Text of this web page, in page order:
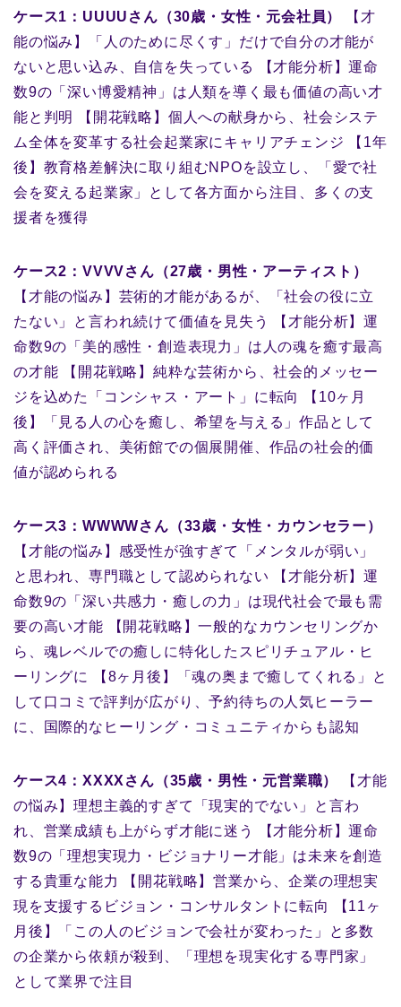
ケース1：UUUUさん（30歳・女性・元会社員）
【才
能の悩み】「人のために尽くす」だけで自分の才能が
ないと思い込み、自信を失っている 【才能分析】運命
数9の「深い博愛精神」は人類を導く最も価値の高い才
能と判明 【開花戦略】個人への献身から、社会システ
ム全体を変革する社会起業家にキャリアチェンジ 【1年
後】教育格差解決に取り組むNPOを設立し、「愛で社
会を変える起業家」として各方面から注目、多くの支
援者を獲得
ケース2：VVVVさん（27歳・男性・アーティスト）
【才能の悩み】芸術的才能があるが、「社会の役に立
たない」と言われ続けて価値を見失う 【才能分析】運
命数9の「美的感性・創造表現力」は人の魂を癒す最高
の才能 【開花戦略】純粋な芸術から、社会的メッセー
ジを込めた「コンシャス・アート」に転向 【10ヶ月
後】「見る人の心を癒し、希望を与える」作品として
高く評価され、美術館での個展開催、作品の社会的価
値が認められる
ケース3：WWWWさん（33歳・女性・カウンセラー）
【才能の悩み】感受性が強すぎて「メンタルが弱い」
と思われ、専門職として認められない 【才能分析】運
命数9の「深い共感力・癒しの力」は現代社会で最も需
要の高い才能 【開花戦略】一般的なカウンセリングか
ら、魂レベルでの癒しに特化したスピリチュアル・ヒ
ーリングに 【8ヶ月後】「魂の奥まで癒してくれる」と
して口コミで評判が広がり、予約待ちの人気ヒーラー
に、国際的なヒーリング・コミュニティからも認知
ケース4：XXXXさん（35歳・男性・元営業職）
【才能
の悩み】理想主義的すぎて「現実的でない」と言わ
れ、営業成績も上がらず才能に迷う 【才能分析】運命
数9の「理想実現力・ビジョナリー才能」は未来を創造
する貴重な能力 【開花戦略】営業から、企業の理想実
現を支援するビジョン・コンサルタントに転向 【11ヶ
月後】「この人のビジョンで会社が変わった」と多数
の企業から依頼が殺到、「理想を現実化する専門家」
として業界で注目